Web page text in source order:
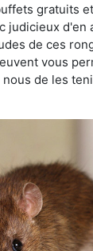
gratuits
judicieux d'en
de ces
vous
de les